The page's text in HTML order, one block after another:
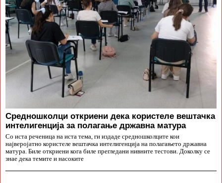
Средношколци откриени дека користеле вештачка
интелигенција за полагање државна матура
Со иста реченица на иста тема, ги издаде средношколците кои
најверојатно користеле вештачка интелигенција на полагањето државна
матура. Биле откриени кога биле прегледани нивните тестови. Доколку се
знае дека темите и насоките